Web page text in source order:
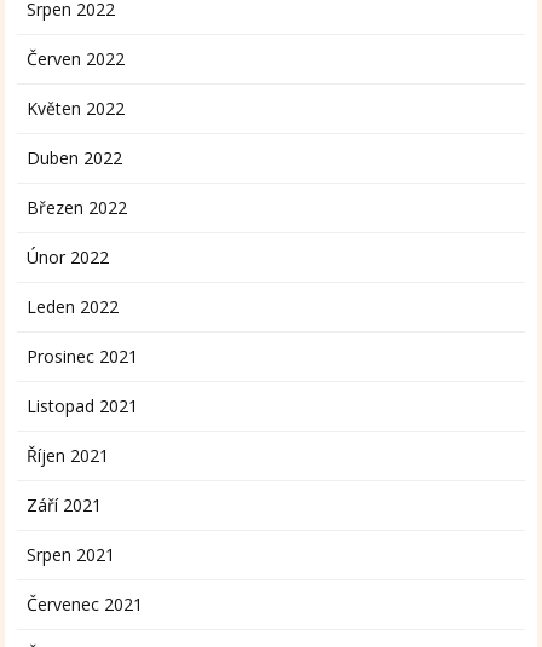
Srpen 2022
Červen 2022
Květen 2022
Duben 2022
Březen 2022
Únor 2022
Leden 2022
Prosinec 2021
Listopad 2021
Říjen 2021
Září 2021
Srpen 2021
Červenec 2021